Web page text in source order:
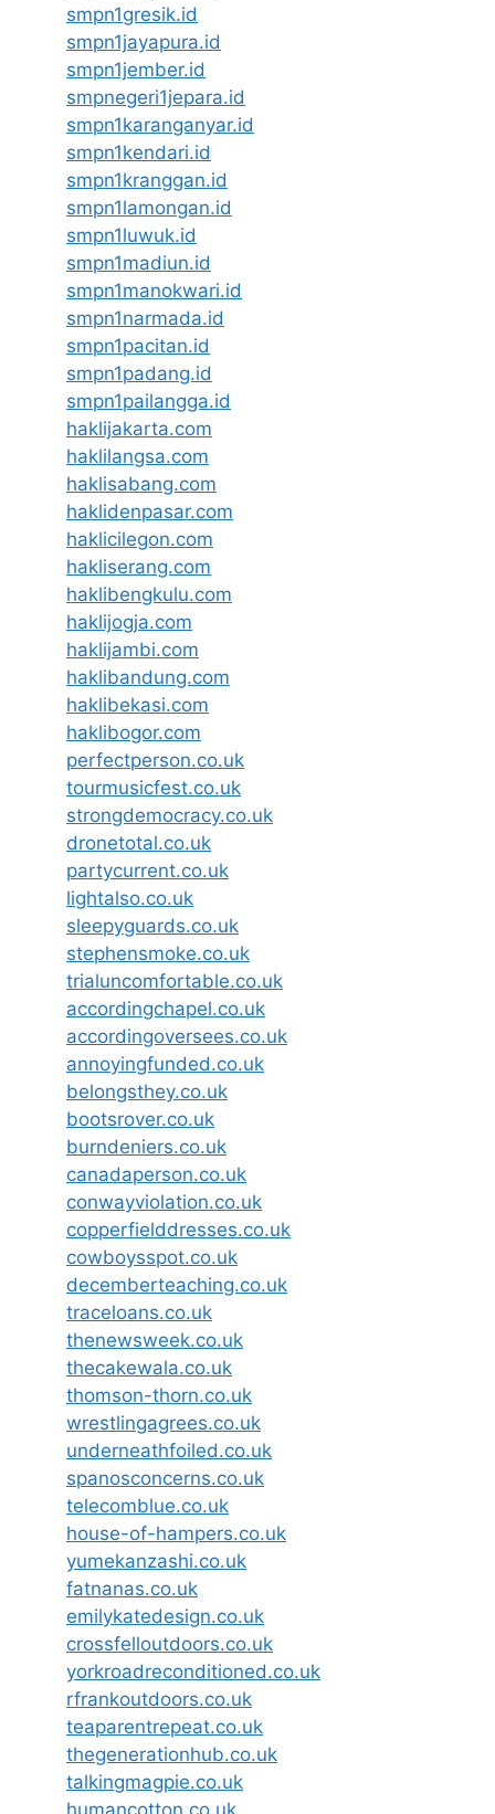
smpn1gresik.id
smpn1jayapura.id
smpn1jember.id
smpnegeri1jepara.id
smpn1karanganyar.id
smpn1kendari.id
smpn1kranggan.id
smpn1lamongan.id
smpn1luwuk.id
smpn1madiun.id
smpn1manokwari.id
smpn1narmada.id
smpn1pacitan.id
smpn1padang.id
smpn1pailangga.id
haklijakarta.com
haklilangsa.com
haklisabang.com
haklidenpasar.com
haklicilegon.com
hakliserang.com
haklibengkulu.com
haklijogja.com
haklijambi.com
haklibandung.com
haklibekasi.com
haklibogor.com
perfectperson.co.uk
tourmusicfest.co.uk
strongdemocracy.co.uk
dronetotal.co.uk
partycurrent.co.uk
lightalso.co.uk
sleepyguards.co.uk
stephensmoke.co.uk
trialuncomfortable.co.uk
accordingchapel.co.uk
accordingoversees.co.uk
annoyingfunded.co.uk
belongsthey.co.uk
bootsrover.co.uk
burndeniers.co.uk
canadaperson.co.uk
conwayviolation.co.uk
copperfielddresses.co.uk
cowboysspot.co.uk
decemberteaching.co.uk
traceloans.co.uk
thenewsweek.co.uk
thecakewala.co.uk
thomson-thorn.co.uk
wrestlingagrees.co.uk
underneathfoiled.co.uk
spanosconcerns.co.uk
telecomblue.co.uk
house-of-hampers.co.uk
yumekanzashi.co.uk
fatnanas.co.uk
emilykatedesign.co.uk
crossfelloutdoors.co.uk
yorkroadreconditioned.co.uk
rfrankoutdoors.co.uk
teaparentrepeat.co.uk
thegenerationhub.co.uk
talkingmagpie.co.uk